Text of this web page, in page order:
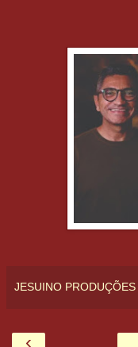
JESUINO PRODUÇÕES
‹